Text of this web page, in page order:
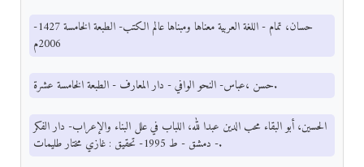
حسان، تمام - اللغة العربية معناها ومبناها عالم الكتب- الطبعة الخامسة 1427-
2006م
حسن ،عباس- النحو الوافي - دار المعارف - الطبعة الخامسة عشرة.
الحسين، أبو البقاء محب الدين عبدا لله، اللباب في علل البناء والإعراب- دار الفكر
- دمشق - ط 1995- تحقيق : غازي مختار طليمات.